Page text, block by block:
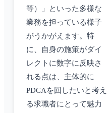
等）」といった多様な
業務を担っている様子
がうかがえます。特
に、自身の施策がダイ
レクトに数字に反映さ
れる点は、主体的に
PDCAを回したいと考え
る求職者にとって魅力